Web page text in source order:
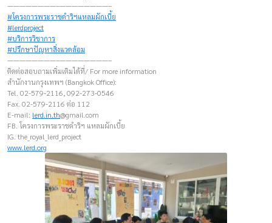
————————–————————–
#โครงการพระราชดำริฯแหลมผักเบี้ย
#lerdproject
#บริการวิชาการ
#ปรึกษาปัญหาสิ่งแวดล้อม
————————–————————–
ติดต่อสอบถามเพิ่มเติมได้ที่/ For more information
สำนักงานกรุงเทพฯ (Bangkok Office):
Tel. 02-579-2116, 092-273-0546
Fax. 02-579-2116 ต่อ 112
E-mail: lerd.in.th@gmail.com
FB. โครงการพระราชดำริฯ แหลมผักเบี้ย
IG. the_royal_lerd_project
www.lerd.org